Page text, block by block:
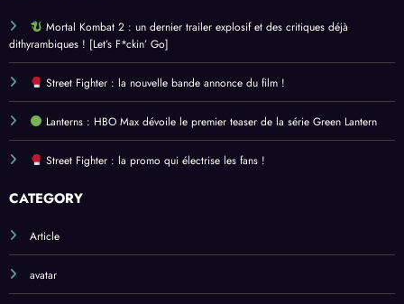
Mortal Kombat 2 : un dernier trailer explosif et des critiques déjà
dithyrambiques ! [Let’s F*ckin’ Go]
Street Fighter : la nouvelle bande annonce du film !
Lanterns : HBO Max dévoile le premier teaser de la série Green Lantern
Street Fighter : la promo qui électrise les fans !
CATEGORY
Article
avatar